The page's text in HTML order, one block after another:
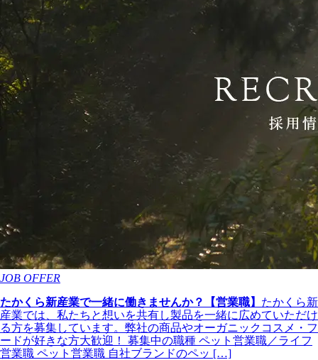
JOB OFFER
たかくら新産業で一緒に働きませんか？【営業職】 たかくら新
産業では、私たちと想いを共有し製品を一緒に広めていただけ
る方を募集しています。弊社の商品やオーガニックコスメ・フ
ードが好きな方大歓迎！ 募集中の職種 ペット営業職／ライフ
営業職 ペット営業職 自社ブランドのペッ […]